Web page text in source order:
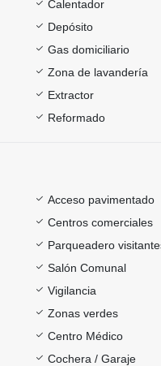
Calentador
Depósito
Gas domiciliario
Zona de lavandería
Extractor
Reformado
Acceso pavimentado
Centros comerciales
Parqueadero
Salón Comunal
Vigilancia
Zonas verdes
Centro Médico
Cochera / Garaje